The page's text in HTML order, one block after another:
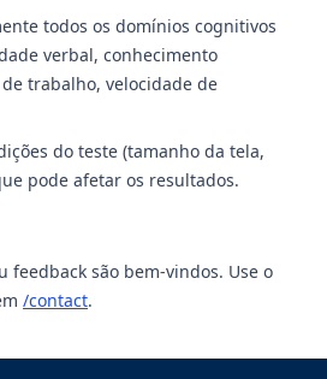
todos os domínios cognitivos
verbal, conhecimento
trabalho, velocidade de
do teste (tamanho da tela,
pode afetar os resultados.
feedback são bem-vindos. Use o
/contact.